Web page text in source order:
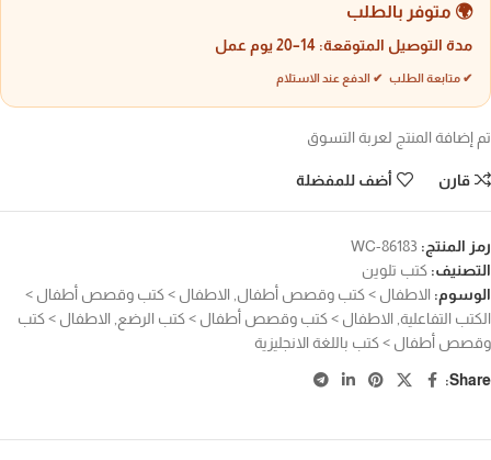
🌍 متوفر بالطلب
مدة التوصيل المتوقعة: 14–20 يوم عمل
✔ متابعة الطلب ✔ الدفع عند الاستلام
تم إضافة المنتج لعربة التسوق
قارن أضف للمفضلة
رمز المنتج: WC-86183
التصنيف: كتب تلوين
الوسوم: الاطفال > كتب وقصص أطفال الاطفال > كتب وقصص أطفال >
الكتب التفاعلية الاطفال > كتب وقصص أطفال > كتب الرضع الاطفال > كتب
وقصص أطفال > كتب باللغة الانجليزية
Share: